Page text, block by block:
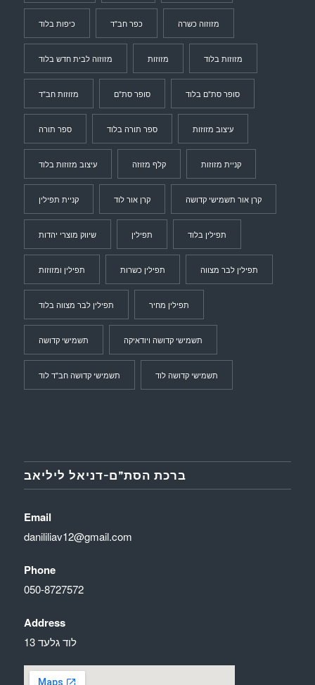
כיפות בלוד כפר חב"ד מזוזוה כשרה
מזוזוה לבית חדש בלוד מזוזות מזוזות בלוד
מזוזות חב"ד סופר סת"ם סופר סת"ם בלוד
ספר תורה ספר תורה בלוד עיצוב מזוזות
עיצוב מזוזות בלוד קלף מזוזה קניית מזוזות
קניית תפילין קרן אור לוד קרן אור תשמישי קדושה
שיווק מוצרי יהדות תפילין תפילין בלוד
תפילין ומזוזות תפילין כשרות תפילין לבר מצווה
תפילין לבר מצווה בלוד תפילין מחיר
תשמישי קדושה תשמישי קדושה ויודאיקה
תשמישי קדושה חב"ד לוד תשמישי קדושה לוד
ברכת הסת”ם-דניאל ליליאב
Email
danililiav12@gmail.com
Phone
050-8727572
Address
לוד גלעד 13